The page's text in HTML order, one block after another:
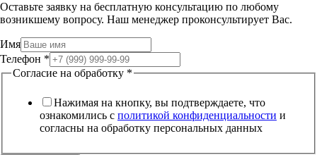
Оставьте заявку на бесплатную консультацию по любому
возникшему вопросу. Наш менеджер проконсультирует Вас.
Имя
Телефон *
Согласие на обработку *
Нажимая на кнопку, вы подтверждаете, что
ознакомились с политикой конфиденциальности и
согласны на обработку персональных данных